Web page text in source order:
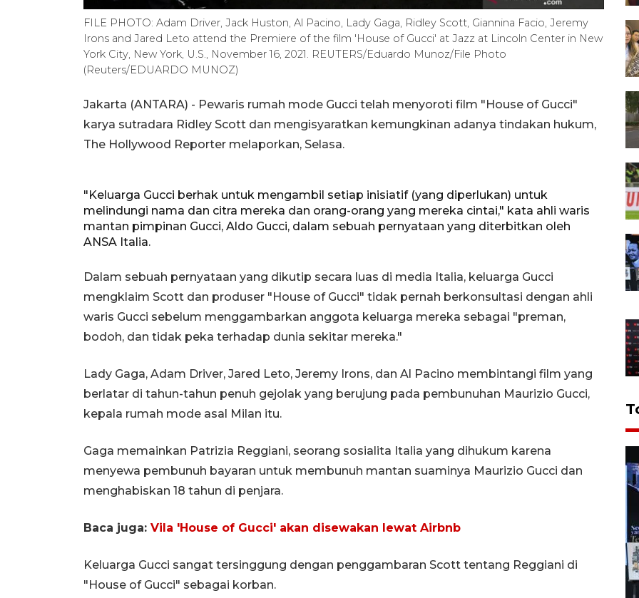
FILE PHOTO: Adam Driver, Jack Huston, Al Pacino, Lady Gaga, Ridley Scott, Giannina Facio, Jeremy
Irons and Jared Leto attend the Premiere of the film 'House of Gucci' at Jazz at Lincoln Center in New
York City, New York, U.S., November 16, 2021. REUTERS/Eduardo Munoz/File Photo
(Reuters/EDUARDO MUNOZ)
Jakarta (ANTARA) - Pewaris rumah mode Gucci telah menyoroti film "House of Gucci"
karya sutradara Ridley Scott dan mengisyaratkan kemungkinan adanya tindakan hukum,
The Hollywood Reporter melaporkan, Selasa.
"Keluarga Gucci berhak untuk mengambil setiap inisiatif (yang diperlukan) untuk
melindungi nama dan citra mereka dan orang-orang yang mereka cintai," kata ahli waris
mantan pimpinan Gucci, Aldo Gucci, dalam sebuah pernyataan yang diterbitkan oleh
ANSA Italia.
Dalam sebuah pernyataan yang dikutip secara luas di media Italia, keluarga Gucci
mengklaim Scott dan produser "House of Gucci" tidak pernah berkonsultasi dengan ahli
waris Gucci sebelum menggambarkan anggota keluarga mereka sebagai "preman,
bodoh, dan tidak peka terhadap dunia sekitar mereka."
Lady Gaga, Adam Driver, Jared Leto, Jeremy Irons, dan Al Pacino membintangi film yang
berlatar di tahun-tahun penuh gejolak yang berujung pada pembunuhan Maurizio Gucci,
kepala rumah mode asal Milan itu.
Gaga memainkan Patrizia Reggiani, seorang sosialita Italia yang dihukum karena
menyewa pembunuh bayaran untuk membunuh mantan suaminya Maurizio Gucci dan
menghabiskan 18 tahun di penjara.
Baca juga: Vila 'House of Gucci' akan disewakan lewat Airbnb
Keluarga Gucci sangat tersinggung dengan penggambaran Scott tentang Reggiani di
"House of Gucci" sebagai korban.